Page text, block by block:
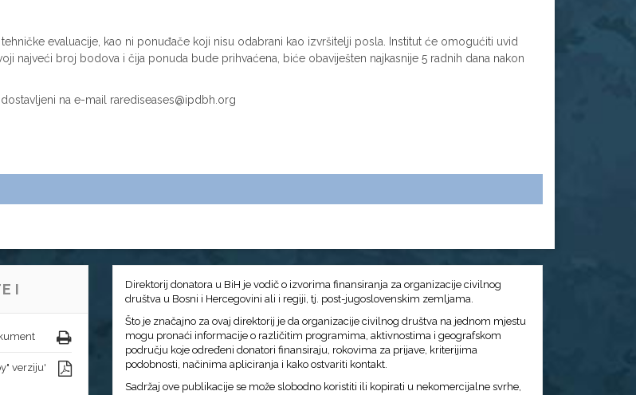
evaluacije, kao ni ponuđače koji nisu odabrani kao izvršitelji posla. Institut će omogućiti uvid
najveći broj bodova i čija ponuda bude prihvaćena, biće obaviješten najkasnije 5 radnih dana nakon
na e-mail rarediseases@ipdbh.org
I
verziju'
Direktorij donatora u BiH je vodič o izvorima finansiranja za organizacije civilnog
društva u Bosni i Hercegovini ali i regiji, tj. post-jugoslovenskim zemljama.
Što je značajno za ovaj direktorij je da organizacije civilnog društva na jednom mjestu
mogu pronaći informacije o različitim programima, aktivnostima i geografskom
području koje određeni donatori finansiraju, rokovima za prijave, kriterijima
podobnosti, načinima apliciranja i kako ostvariti kontakt.
Sadržaj ove publikacije se može slobodno koristiti ili kopirati u nekomercijalne svrhe,